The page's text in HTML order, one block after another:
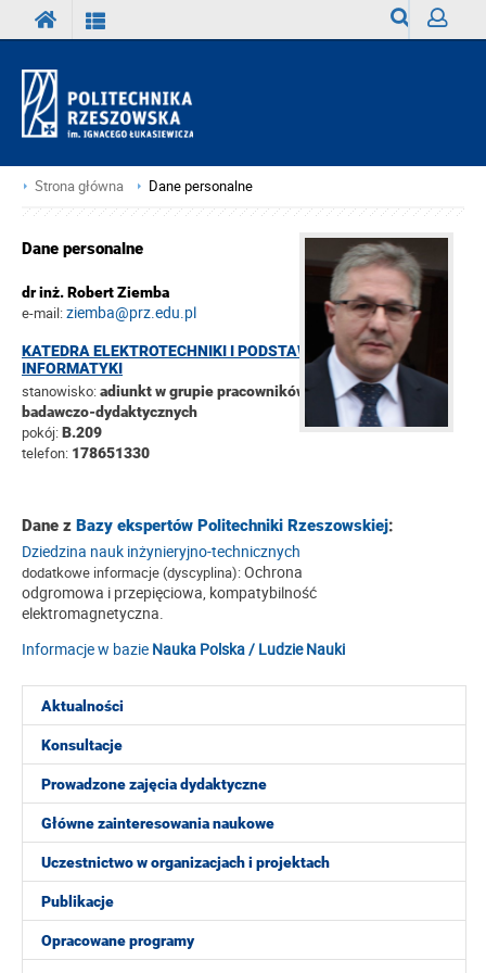
Strona główna Dane personalne
Aktualności
Konsultacje
Prowadzone zajęcia dydaktyczne
Główne zainteresowania naukowe
Uczestnictwo w organizacjach i projektach
Publikacje
Opracowane programy
Dane personalne
dr inż. Robert Ziemba
e-mail:ziemba@prz.edu.pl
KATEDRA ELEKTROTECHNIKI I PODSTAW
INFORMATYKI
stanowisko:adiunkt w grupie pracowników
badawczo-dydaktycznych
pokój:B.209
telefon: 178651330
Dane z Bazy ekspertów Politechniki Rzeszowskiej:
Dziedzina nauk inżynieryjno-technicznych
dodatkowe informacje (dyscyplina):Ochrona
odgromowa i przepięciowa, kompatybilność
elektromagnetyczna.
Informacje w bazie Nauka Polska / Ludzie Nauki